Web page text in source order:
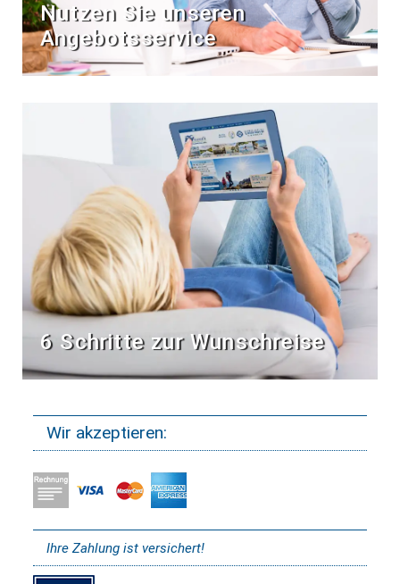
Nutzen Sie unseren
Angebotsservice
6 Schritte zur Wunschreise
Wir akzeptieren:
Ihre Zahlung ist versichert!